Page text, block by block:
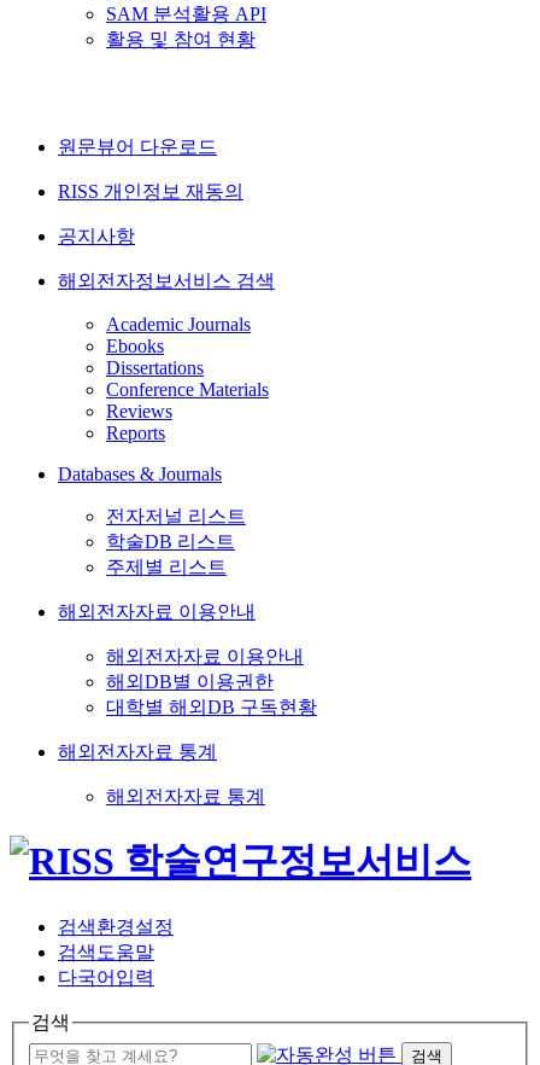
SAM 분석활용 API
활용 및 참여 현황
원문뷰어 다운로드
RISS 개인정보 재동의
공지사항
해외전자정보서비스 검색
Academic Journals
Ebooks
Dissertations
Conference Materials
Reviews
Reports
Databases & Journals
전자저널 리스트
학술DB 리스트
주제별 리스트
해외전자자료 이용안내
해외전자자료 이용안내
해외DB별 이용권한
대학별 해외DB 구독현황
해외전자자료 통계
해외전자자료 통계
검색환경설정
검색도움말
다국어입력
검색
검색